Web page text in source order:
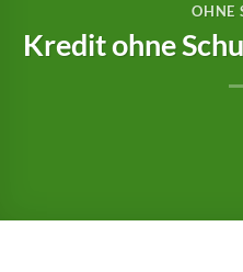
OHNE
Kredit ohne